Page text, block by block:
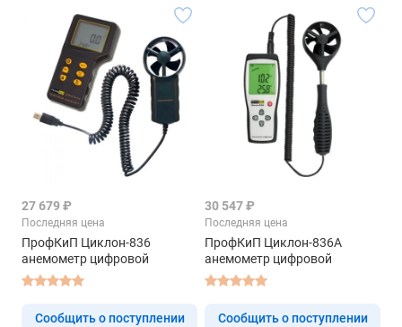
27 679 ₽
Последняя цена
ПрофКиП Циклон-836
анемометр цифровой
Сообщить о поступлении
30 547 ₽
Последняя цена
ПрофКиП Циклон-836А
анемометр цифровой
Сообщить о поступлении